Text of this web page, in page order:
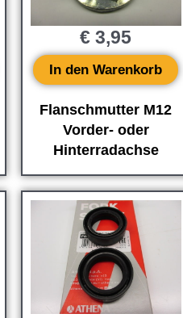
Flanschmutter M12
Vorder- oder
Hinterradachse
€ 3,95
In den Warenkorb